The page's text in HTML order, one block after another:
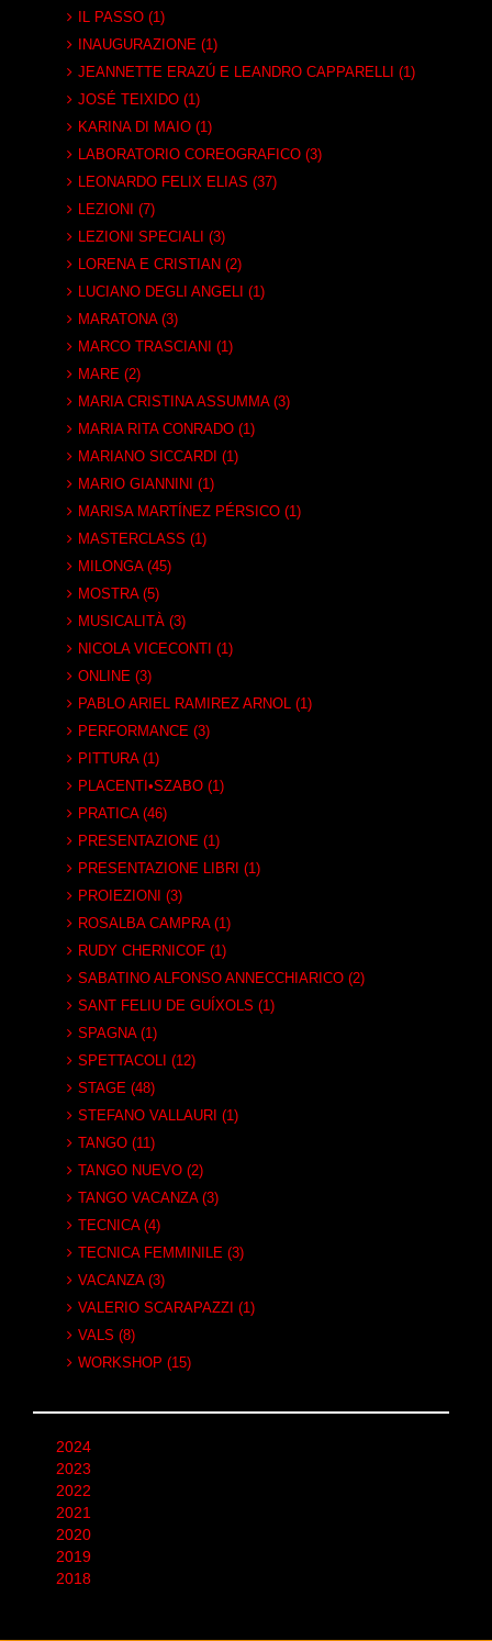
IL PASSO (1)
INAUGURAZIONE (1)
JEANNETTE ERAZÚ E LEANDRO CAPPARELLI (1)
JOSÉ TEIXIDO (1)
KARINA DI MAIO (1)
LABORATORIO COREOGRAFICO (3)
LEONARDO FELIX ELIAS (37)
LEZIONI (7)
LEZIONI SPECIALI (3)
LORENA E CRISTIAN (2)
LUCIANO DEGLI ANGELI (1)
MARATONA (3)
MARCO TRASCIANI (1)
MARE (2)
MARIA CRISTINA ASSUMMA (3)
MARIA RITA CONRADO (1)
MARIANO SICCARDI (1)
MARIO GIANNINI (1)
MARISA MARTÍNEZ PÉRSICO (1)
MASTERCLASS (1)
MILONGA (45)
MOSTRA (5)
MUSICALITÀ (3)
NICOLA VICECONTI (1)
ONLINE (3)
PABLO ARIEL RAMIREZ ARNOL (1)
PERFORMANCE (3)
PITTURA (1)
PLACENTI•SZABO (1)
PRATICA (46)
PRESENTAZIONE (1)
PRESENTAZIONE LIBRI (1)
PROIEZIONI (3)
ROSALBA CAMPRA (1)
RUDY CHERNICOF (1)
SABATINO ALFONSO ANNECCHIARICO (2)
SANT FELIU DE GUÍXOLS (1)
SPAGNA (1)
SPETTACOLI (12)
STAGE (48)
STEFANO VALLAURI (1)
TANGO (11)
TANGO NUEVO (2)
TANGO VACANZA (3)
TECNICA (4)
TECNICA FEMMINILE (3)
VACANZA (3)
VALERIO SCARAPAZZI (1)
VALS (8)
WORKSHOP (15)
2024
2023
2022
2021
2020
2019
2018